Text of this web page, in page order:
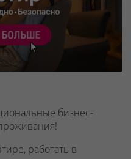
бизнес-
работать в